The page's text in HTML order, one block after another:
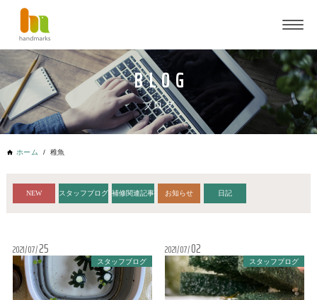
ブログ
ホーム 稚魚
NEW スタッフブログ 補修関連記事 お知らせ 日記
2021 07 25
スタッフブログ
2021 07 02
スタッフブログ